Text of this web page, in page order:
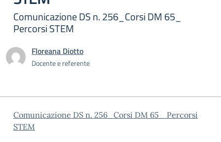
Comunicazione DS n. 256_Corsi DM 65_
Percorsi STEM
Floreana Diotto
Docente e referente
Comunicazione DS n. 256_Corsi DM 65_ Percorsi
STEM